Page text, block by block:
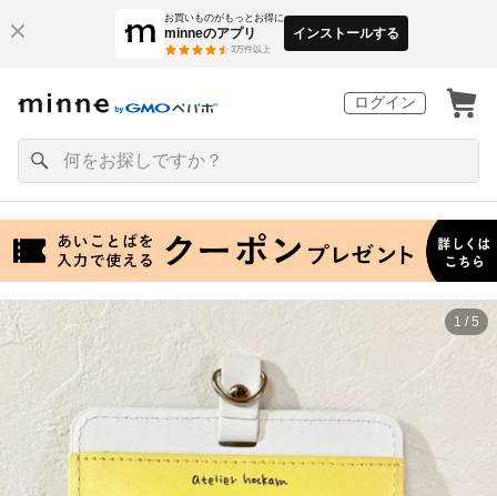
お買いものがもっとお得に
minneのアプリ
3万件以上
インストールする
ログイン
1 / 5